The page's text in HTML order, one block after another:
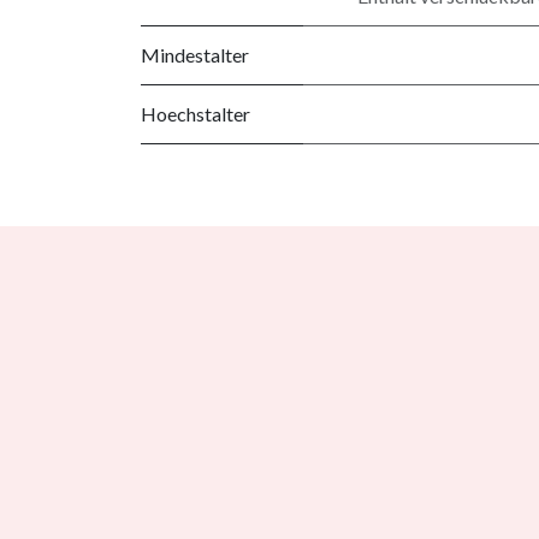
Mindestalter
Hoechstalter